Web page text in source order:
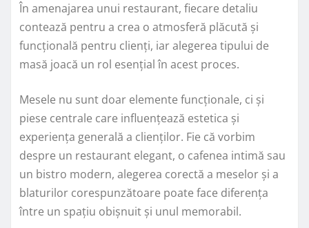
În amenajarea unui restaurant, fiecare detaliu
contează pentru a crea o atmosferă plăcută și
funcțională pentru clienți, iar alegerea tipului de
masă joacă un rol esențial în acest proces.
Mesele nu sunt doar elemente funcționale, ci și
piese centrale care influențează estetica și
experiența generală a clienților. Fie că vorbim
despre un restaurant elegant, o cafenea intimă sau
un bistro modern, alegerea corectă a meselor și a
blaturilor corespunzătoare poate face diferența
între un spațiu obișnuit și unul memorabil.